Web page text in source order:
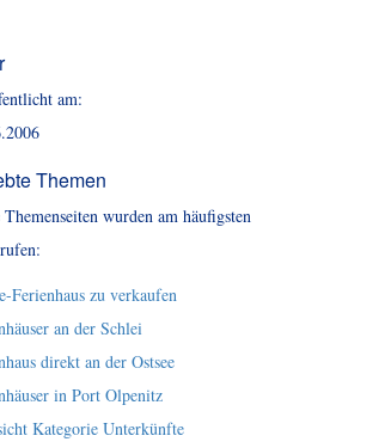
am:
Themen
Themenseiten wurden am häufigsten
Ferienhaus zu verkaufen
an der Schlei
direkt an der Ostsee
in Port Olpenitz
Kategorie Unterkünfte